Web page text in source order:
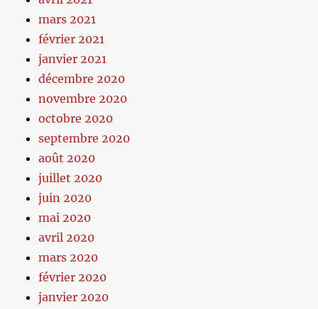
mars 2021
février 2021
janvier 2021
décembre 2020
novembre 2020
octobre 2020
septembre 2020
août 2020
juillet 2020
juin 2020
mai 2020
avril 2020
mars 2020
février 2020
janvier 2020